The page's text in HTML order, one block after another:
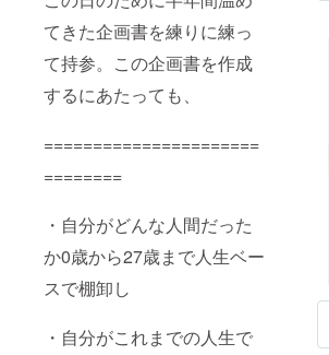
てきた企画書を練りに練っ
て持参。この企画書を作成
するにあたっても、
======================
========
・自分がどんな人間だった
か0歳から27歳まで人生ベー
スで棚卸し
・自分がこれまでの人生で